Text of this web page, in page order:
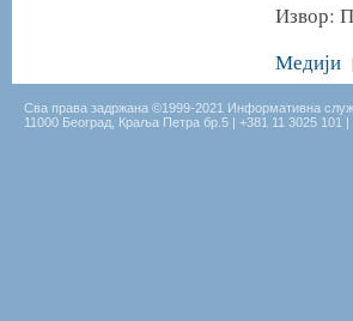
Извор:
Медији |
Сва права задржана ©1999-2021 Информативна
11000 Београд, Краља Петра бр.5 | +381 11 3025 101